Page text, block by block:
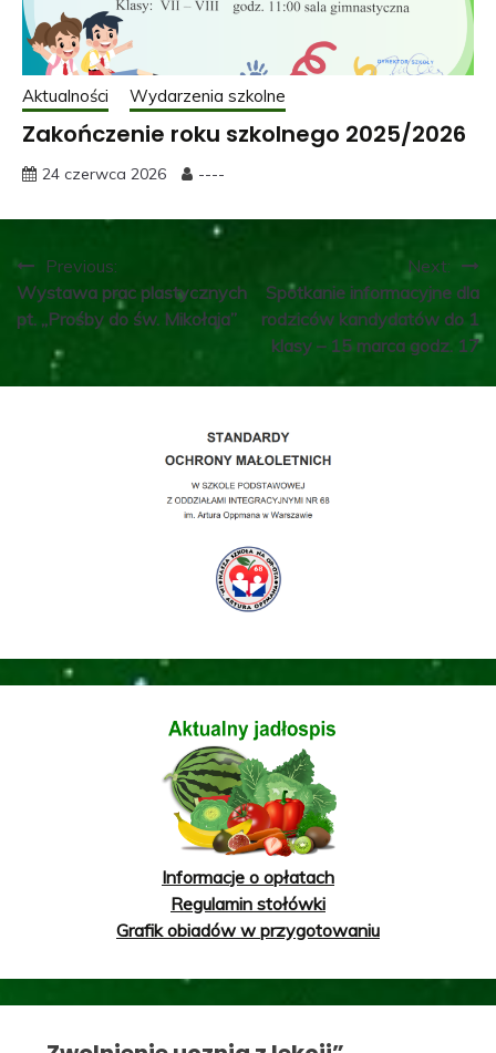
Aktualności Wydarzenia szkolne
Zakończenie roku szkolnego 2025/2026
24 czerwca 2026 ----
Nawigacja
wpisu
Previous:
Wystawa prac plastycznych
pt. „Prośby do św. Mikołaja”
Next:
Spotkanie informacyjne dla
rodziców kandydatów do 1
klasy – 15 marca godz. 17
Informacje o opłatach
Regulamin stołówki
Grafik obiadów w przygotowaniu